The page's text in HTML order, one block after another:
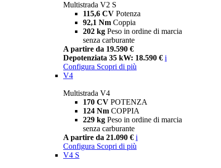
Multistrada V2 S
115,6 CV Potenza
92,1 Nm Coppia
202 kg Peso in ordine di marcia
senza carburante
A partire da 19.590 €
Depotenziata 35 kW: 18.590 € i
Configura Scopri di più
V4
Multistrada V4
170 CV POTENZA
124 Nm COPPIA
229 kg Peso in ordine di marcia
senza carburante
A partire da 21.090 € i
Configura Scopri di più
V4 S